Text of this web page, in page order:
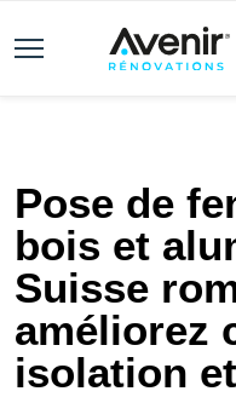
Pose de
bois et
Suisse
améliorez
isolation